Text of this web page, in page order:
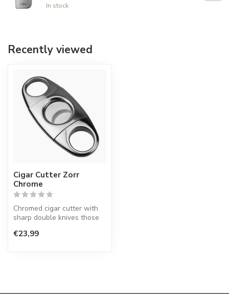
In stock
Recently viewed
Cigar Cutter Zorr
Chrome
Chromed cigar cutter with
sharp double knives those
d...
€23,99